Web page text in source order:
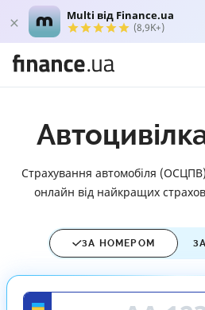
Multi від Finance.ua
(8,9K+)
Страхування автомобіля
онлайн від найкращих
ЗА НОМЕРОМ